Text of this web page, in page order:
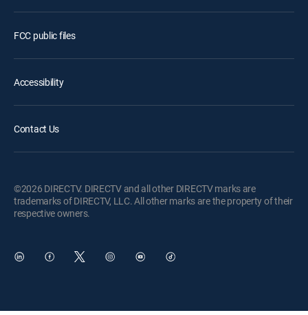
FCC public files
Accessibility
Contact Us
©2026 DIRECTV. DIRECTV and all other DIRECTV marks are
trademarks of DIRECTV, LLC. All other marks are the property of their
respective owners.